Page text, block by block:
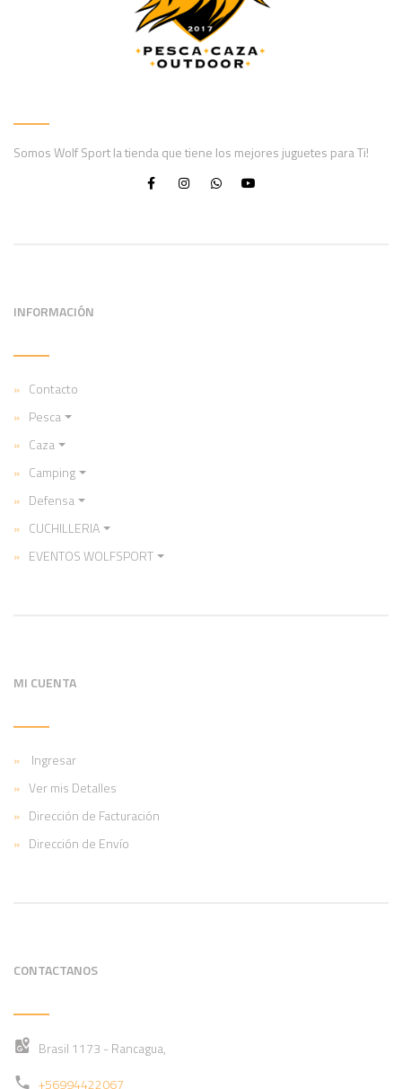
Somos Wolf Sport la tienda que tiene los mejores juguetes para Ti!
INFORMACIÓN
Contacto
Pesca
Caza
Camping
Defensa
CUCHILLERIA
EVENTOS WOLFSPORT
MI CUENTA
Ingresar
Ver mis Detalles
Dirección de Facturación
Dirección de Envío
CONTACTANOS
Brasil 1173 - Rancagua,
+56994422067